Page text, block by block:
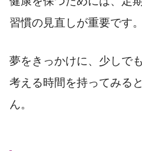
習慣の見直しが重要です。
夢をきっかけに、少しで
考える時間を持ってみる
ん。